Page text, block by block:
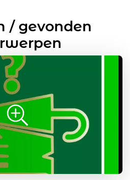
/ gevonden